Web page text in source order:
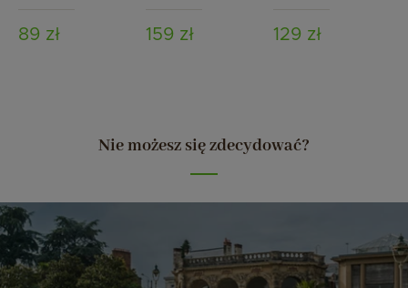
89 zł 159 zł 129 zł
Nie możesz się zdecydować?